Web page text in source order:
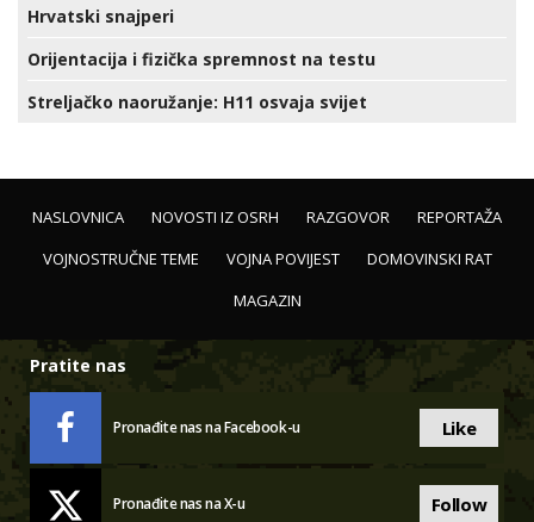
Hrvatski snajperi
Orijentacija i fizička spremnost na testu
Streljačko naoružanje: H11 osvaja svijet
NASLOVNICA NOVOSTI IZ OSRH RAZGOVOR
REPORTAŽA
VOJNOSTRUČNE TEME
VOJNA POVIJEST
DOMOVINSKI RAT
MAGAZIN
Pratite nas
Pronađite nas na Facebook-u Like
Pronađite nas na X-u Follow